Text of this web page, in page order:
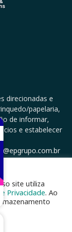
direcionadas e
papelaria,
de informar,
e estabelecer
site utiliza
Privacidade. Ao